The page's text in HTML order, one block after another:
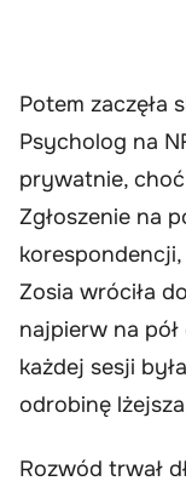
Potem zaczęła
Psycholog na
prywatnie,
Zgłoszenie na
Zosia wróciła
najpierw na
każdej sesji
odrobinę
Rozwód trwał